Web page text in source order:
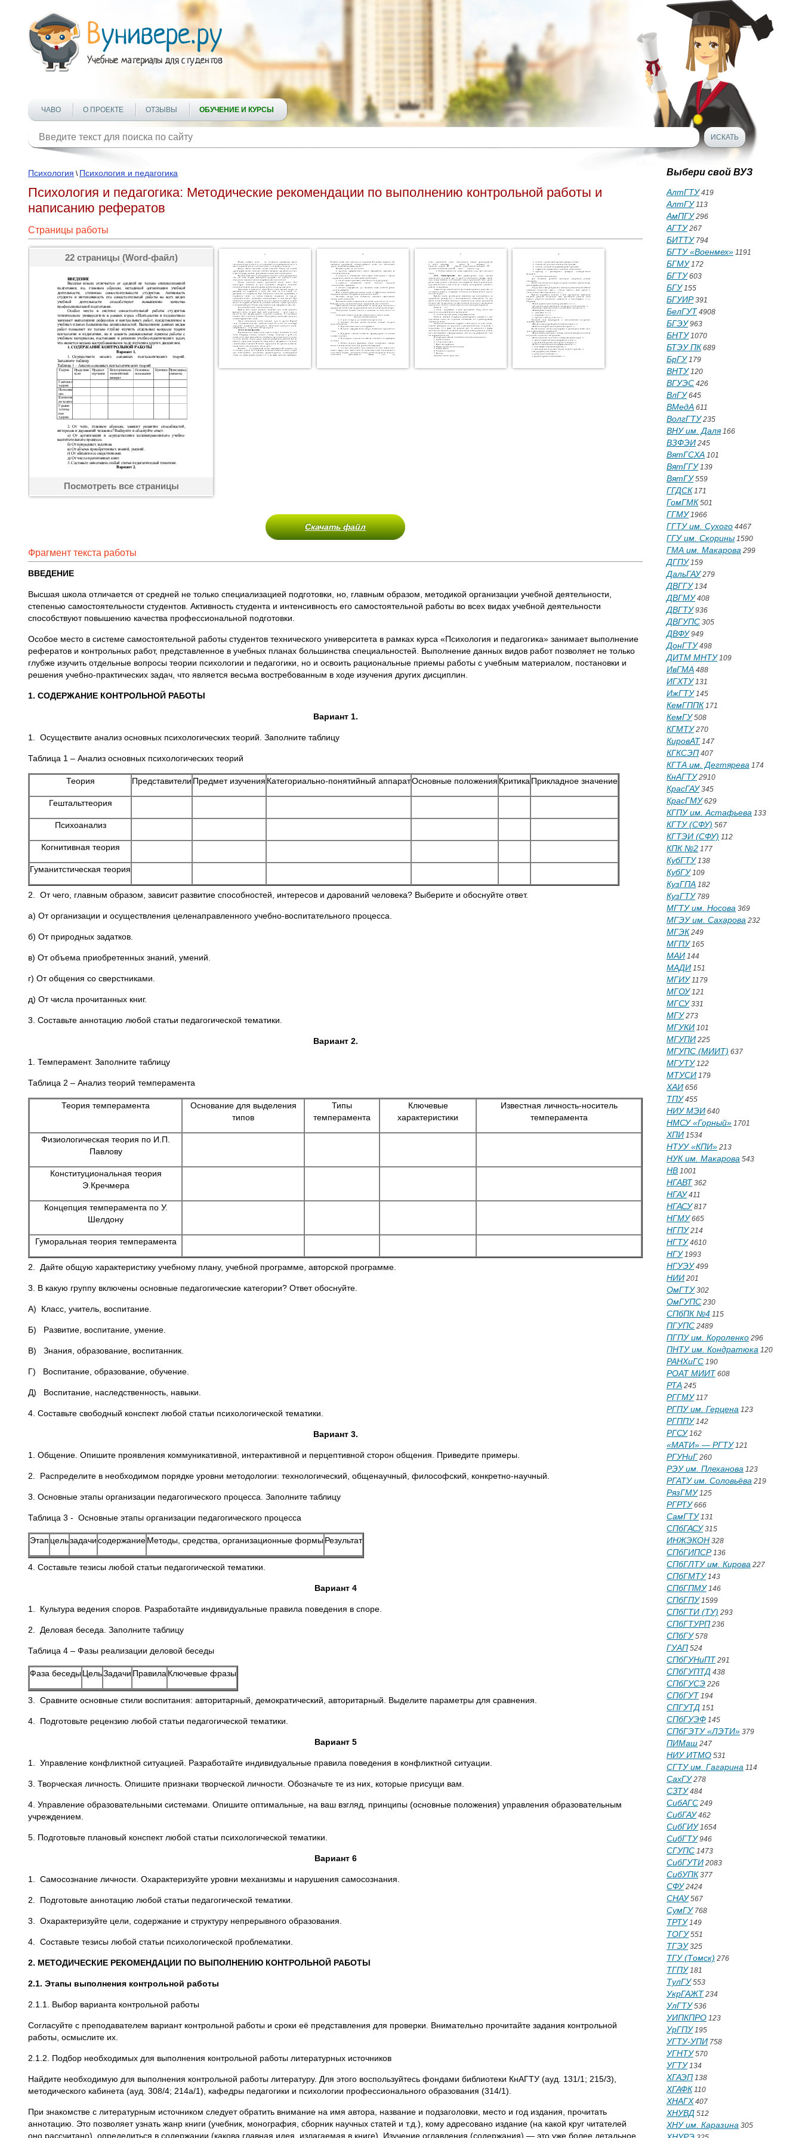
ЧАВО О ПРОЕКТЕ ОТЗЫВЫ ОБУЧЕНИЕ И КУРСЫ
Психология \ Психология и педагогика
Психология и педагогика: Методические рекомендации по выполнению контрольной работы и
написанию рефератов
Страницы работы
22 страницы (Word-файл)
Посмотреть все страницы
Скачать файл
Фрагмент текста работы
ВВЕДЕНИЕ
Высшая школа отличается от средней не только специализацией подготовки, но, главным образом, методикой организации учебной деятельности,
степенью самостоятельности студентов. Активность студента и интенсивность его самостоятельной работы во всех видах учебной деятельности
способствуют повышению качества профессиональной подготовки.
Особое место в системе самостоятельной работы студентов технического университета в рамках курса «Психология и педагогика» занимает выполнение
рефератов и контрольных работ, представленное в учебных планах большинства специальностей. Выполнение данных видов работ позволяет не только
глубже изучить отдельные вопросы теории психологии и педагогики, но и освоить рациональные приемы работы с учебным материалом, постановки и
решения учебно-практических задач, что является весьма востребованным в ходе изучения других дисциплин.
1. СОДЕРЖАНИЕ КОНТРОЛЬНОЙ РАБОТЫ
Вариант 1.
1. Осуществите анализ основных психологических теорий. Заполните таблицу
Таблица 1 – Анализ основных психологических теорий
Теория Представители Предмет изучения Категориально-понятийный аппаратОсновные положения Критика Прикладное значение
Гештальттеория
Психоанализ
Когнитивная теория
Гуманитстическая теория
2. От чего, главным образом, зависит развитие способностей, интересов и дарований человека? Выберите и обоснуйте ответ.
а) От организации и осуществления целенаправленного учебно-воспитательного процесса.
б) От природных задатков.
в) От объема приобретенных знаний, умений.
г) От общения со сверстниками.
д) От числа прочитанных книг.
3. Составьте аннотацию любой статьи педагогической тематики.
Вариант 2.
1. Темперамент. Заполните таблицу
Таблица 2 – Анализ теорий темперамента
Теория темперамента
Основание для выделения
типов
Типы
темперамента
Ключевые
характеристики
Известная личность-носитель
темперамента
Физиологическая теория по И.П.
Павлову
Конституциональная теория
Э.Кречмера
Концепция темперамента по У.
Шелдону
Гуморальная теория темперамента
2. Дайте общую характеристику учебному плану, учебной программе, авторской программе.
3. В какую группу включены основные педагогические категории? Ответ обоснуйте.
А) Класс, учитель, воспитание.
Б) Развитие, воспитание, умение.
В) Знания, образование, воспитанник.
Г) Воспитание, образование, обучение.
Д) Воспитание, наследственность, навыки.
4. Составьте свободный конспект любой статьи психологической тематики.
Вариант 3.
1. Общение. Опишите проявления коммуникативной, интерактивной и перцептивной сторон общения. Приведите примеры.
2. Распределите в необходимом порядке уровни методологии: технологический, общенаучный, философский, конкретно-научный.
3. Основные этапы организации педагогического процесса. Заполните таблицу
Таблица 3 - Основные этапы организации педагогического процесса
Этап цельзадачисодержаниеМетоды, средства, организационные формыРезультат
4. Составьте тезисы любой статьи педагогической тематики.
Вариант 4
1. Культура ведения споров. Разработайте индивидуальные правила поведения в споре.
2. Деловая беседа. Заполните таблицу
Таблица 4 – Фазы реализации деловой беседы
Фаза беседыЦельЗадачи Правила Ключевые фразы
3. Сравните основные стили воспитания: авторитарный, демократический, авторитарный. Выделите параметры для сравнения.
4. Подготовьте рецензию любой статьи педагогической тематики.
Вариант 5
1. Управление конфликтной ситуацией. Разработайте индивидуальные правила поведения в конфликтной ситуации.
3. Творческая личность. Опишите признаки творческой личности. Обозначьте те из них, которые присущи вам.
4. Управление образовательными системами. Опишите оптимальные, на ваш взгляд, принципы (основные положения) управления образовательным
учреждением.
5. Подготовьте плановый конспект любой статьи психологической тематики.
Вариант 6
1. Самосознание личности. Охарактеризуйте уровни механизмы и нарушения самосознания.
2. Подготовьте аннотацию любой статьи педагогической тематики.
3. Охарактеризуйте цели, содержание и структуру непрерывного образования.
4. Составьте тезисы любой статьи психологической проблематики.
2. МЕТОДИЧЕСКИЕ РЕКОМЕНДАЦИИ ПО ВЫПОЛНЕНИЮ КОНТРОЛЬНОЙ РАБОТЫ
2.1. Этапы выполнения контрольной работы
2.1.1. Выбор варианта контрольной работы
Согласуйте с преподавателем вариант контрольной работы и сроки её представления для проверки. Внимательно прочитайте задания контрольной
работы, осмыслите их.
2.1.2. Подбор необходимых для выполнения контрольной работы литературных источников
Найдите необходимую для выполнения контрольной работы литературу. Для этого воспользуйтесь фондами библиотеки КнАГТУ (ауд. 131/1; 215/3),
методического кабинета (ауд. 308/4; 214а/1), кафедры педагогики и психологии профессионального образования (314/1).
При знакомстве с литературным источником следует обратить внимание на имя автора, название и подзаголовки, место и год издания, прочитать
аннотацию. Это позволяет узнать жанр книги (учебник, монография, сборник научных статей и т.д.), кому адресовано издание (на какой круг читателей
оно рассчитано), определиться в содержании (какова главная идея, излагаемая в книге). Изучение оглавления (содержания) — это уже более детальное
Выбери свой ВУЗ
АлтГТУ419
АлтГУ113
АмПГУ296
АГТУ267
БИТТУ794
БГТУ «Военмех» 1191
БГМУ172
БГТУ603
БГУ155
БГУИР391
БелГУТ 4908
БГЭУ963
БНТУ1070
БТЭУ ПК 689
БрГУ179
ВНТУ120
ВГУЭС 426
ВлГУ645
ВМедА 611
ВолгГТУ235
ВНУ им. Даля166
ВЗФЭИ 245
ВятГСХА 101
ВятГГУ139
ВятГУ559
ГГДСК 171
ГомГМК 501
ГГМУ1966
ГГТУ им. Сухого 4467
ГГУ им. Скорины 1590
ГМА им. Макарова 299
ДГПУ159
ДальГАУ279
ДВГГУ134
ДВГМУ408
ДВГТУ936
ДВГУПС 305
ДВФУ949
ДонГТУ498
ДИТМ МНТУ109
ИвГМА 488
ИГХТУ131
ИжГТУ145
КемГППК 171
КемГУ508
КГМТУ270
КировАТ 147
КГКСЭП 407
КГТА им. Дегтярева 174
КнАГТУ2910
КрасГАУ345
КрасГМУ629
КГПУ им. Астафьева 133
КГТУ (СФУ) 567
КГТЭИ (СФУ) 112
КПК №2 177
КубГТУ138
КубГУ109
КузГПА 182
КузГТУ789
МГТУ им. Носова 369
МГЭУ им. Сахарова 232
МГЭК 249
МГПУ165
МАИ 144
МАДИ 151
МГИУ1179
МГОУ121
МГСУ331
МГУ273
МГУКИ 101
МГУПИ 225
МГУПС (МИИТ) 637
МГУТУ122
МТУСИ 179
ХАИ 656
ТПУ455
НИУ МЭИ 640
НМСУ «Горный» 1701
ХПИ 1534
НТУУ «КПИ» 213
НУК им. Макарова 543
НВ 1001
НГАВТ 362
НГАУ411
НГАСУ817
НГМУ665
НГПУ214
НГТУ4610
НГУ1993
НГУЭУ499
НИИ 201
ОмГТУ302
ОмГУПС 230
СПбПК №4 115
ПГУПС 2489
ПГПУ им. Короленко 296
ПНТУ им. Кондратюка 120
РАНХиГС 190
РОАТ МИИТ 608
РТА 245
РГГМУ117
РГПУ им. Герцена 123
РГППУ142
РГСУ162
«МАТИ» — РГТУ121
РГУНиГ 260
РЭУ им. Плеханова 123
РГАТУ им. Соловьёва 219
РязГМУ125
РГРТУ666
СамГТУ131
СПбГАСУ315
ИНЖЭКОН 328
СПбГИПСР136
СПбГЛТУ им. Кирова 227
СПбГМТУ143
СПбГПМУ146
СПбГПУ1599
СПбГТИ (ТУ) 293
СПбГТУРП 236
СПбГУ578
ГУАП 524
СПбГУНиПТ 291
СПбГУПТД 438
СПбГУСЭ 226
СПбГУТ 194
СПГУТД 151
СПбГУЭФ 145
СПбГЭТУ «ЛЭТИ» 379
ПИМаш 247
НИУ ИТМО 531
СГТУ им. Гагарина 114
СахГУ278
СЗТУ484
СибАГС 249
СибГАУ462
СибГИУ1654
СибГТУ946
СГУПС 1473
СибГУТИ 2083
СибУПК 377
СФУ2424
СНАУ567
СумГУ768
ТРТУ149
ТОГУ551
ТГЭУ325
ТГУ (Томск) 276
ТГПУ181
ТулГУ553
УкрГАЖТ 234
УлГТУ536
УИПКПРО 123
УрГПУ195
УГТУ-УПИ 758
УГНТУ570
УГТУ134
ХГАЭП 138
ХГАФК 110
ХНАГХ 407
ХНУВД 512
ХНУ им. Каразина 305